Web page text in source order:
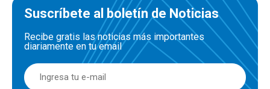
Suscríbete al boletín de Noticias
Recibe gratis las noticias más importantes
diariamente en tu email